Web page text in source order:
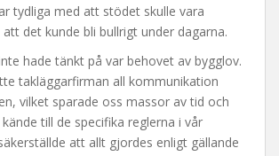
tydliga med att stödet skulle vara
det kunde bli bullrigt under dagarna.
hade tänkt på var behovet av bygglov.
takläggarfirman all kommunikation
vilket sparade oss massor av tid och
till de specifika reglerna i vår
att allt gjordes enligt gällande